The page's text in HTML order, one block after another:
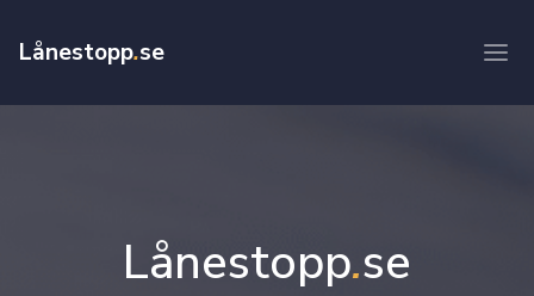
Lånestopp.se
Lånestopp.se